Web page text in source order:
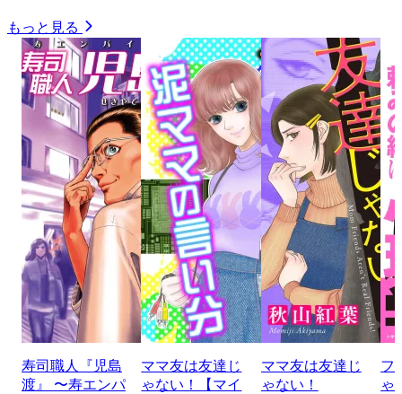
もっと見る
寿司職人『児島
渡』 〜寿エンパ
ママ友は友達じ
ゃない！【マイ
ママ友は友達じ
ゃない！
フ
ゃ